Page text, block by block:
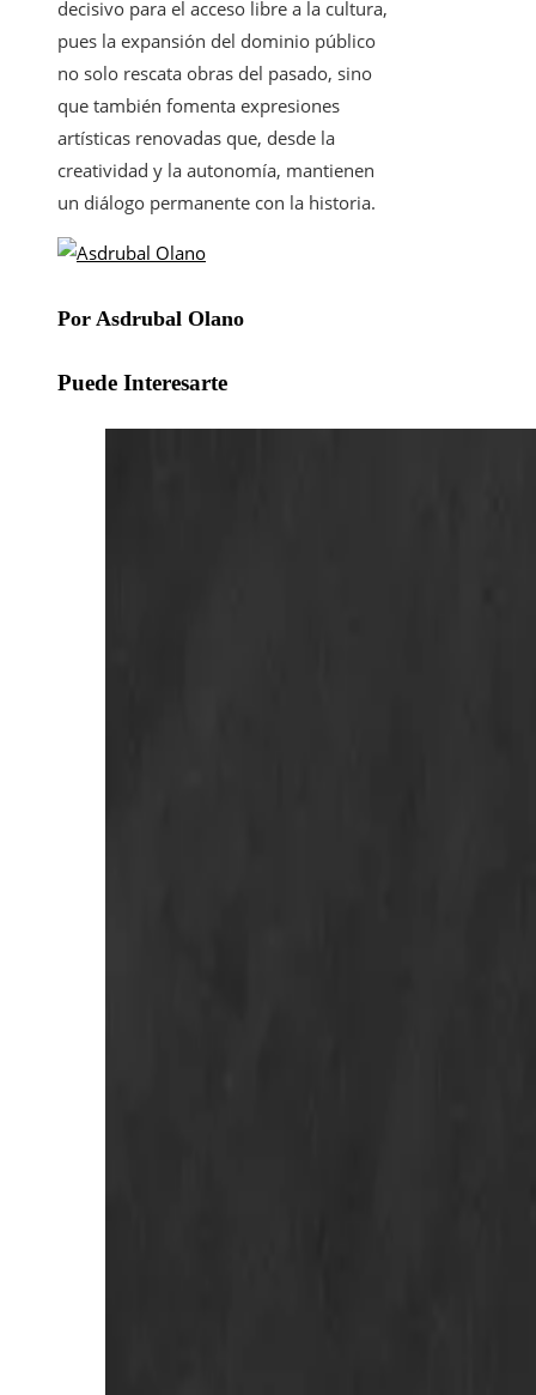
decisivo para el acceso libre a la cultura,
pues la expansión del dominio público
no solo rescata obras del pasado, sino
que también fomenta expresiones
artísticas renovadas que, desde la
creatividad y la autonomía, mantienen
un diálogo permanente con la historia.
Por Asdrubal Olano
Puede Interesarte